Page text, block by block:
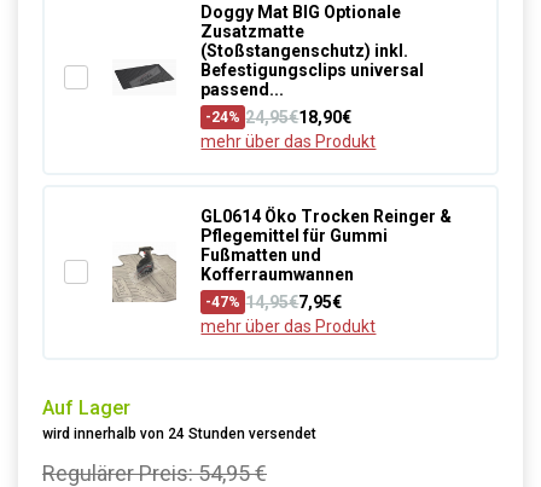
Doggy Mat BIG Optionale
Zusatzmatte
(Stoßstangenschutz) inkl.
Befestigungsclips universal
passend...
-24% 24,95€18,90€
mehr über das Produkt
GL0614 Öko Trocken Reinger &
Pflegemittel für Gummi
Fußmatten und
Kofferraumwannen
-47% 14,95€7,95€
mehr über das Produkt
Auf Lager
wird innerhalb von 24 Stunden versendet
Regulärer Preis:54,95 €